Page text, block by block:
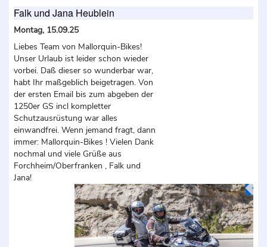
Falk und Jana Heublein
Montag, 15.09.25
Liebes Team von Mallorquin-Bikes!
Unser Urlaub ist leider schon wieder
vorbei. Daß dieser so wunderbar war,
habt Ihr maßgeblich beigetragen. Von
der ersten Email bis zum abgeben der
1250er GS incl kompletter
Schutzausrüstung war alles
einwandfrei. Wenn jemand fragt, dann
immer: Mallorquin-Bikes ! Vielen Dank
nochmal und viele Grüße aus
Forchheim/Oberfranken , Falk und
Jana!